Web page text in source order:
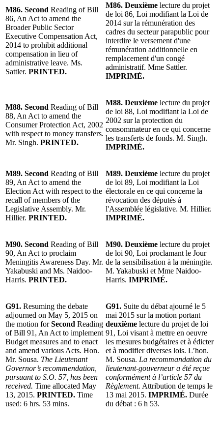
M86. Second Reading of Bill
86, An Act to amend the
Broader Public Sector
Executive Compensation Act,
2014 to prohibit additional
compensation in lieu of
administrative leave. Ms.
Sattler. PRINTED.
M86. Deuxième lecture du projet
de loi 86, Loi modifiant la Loi de
2014 sur la rémunération des
cadres du secteur parapublic pour
interdire le versement d'une
rémunération additionnelle en
remplacement d'un congé
administratif. Mme Sattler.
IMPRIMÉ.
M88. Second Reading of Bill
88, An Act to amend the
Consumer Protection Act, 2002
with respect to money transfers.
Mr. Singh. PRINTED.
M88. Deuxième lecture du projet
de loi 88, Loi modifiant la Loi de
2002 sur la protection du
consommateur en ce qui concerne
les transferts de fonds. M. Singh.
IMPRIMÉ.
M89. Second Reading of Bill
89, An Act to amend the
Election Act with respect to the
recall of members of the
Legislative Assembly. Mr.
Hillier. PRINTED.
M89. Deuxième lecture du projet
de loi 89, Loi modifiant la Loi
électorale en ce qui concerne la
révocation des députés à
l'Assemblée législative. M. Hillier.
IMPRIMÉ.
M90. Second Reading of Bill
90, An Act to proclaim
Meningitis Awareness Day. Mr.
Yakabuski and Ms. Naidoo-
Harris. PRINTED.
M90. Deuxième lecture du projet
de loi 90, Loi proclamant le Jour
de la sensibilisation à la méningite.
M. Yakabuski et Mme Naidoo-
Harris. IMPRIMÉ.
G91. Resuming the debate
adjourned on May 5, 2015 on
the motion forSecond Reading
of Bill 91, An Act to implement
Budget measures and to enact
and amend various Acts. Hon.
Mr. Sousa. The Lieutenant
Governor’s recommendation,
pursuant to S.O. 57, has been
received. Time allocated May
13, 2015. PRINTED. Time
used: 6 hrs. 53 mins.
G91. Suite du débat ajourné le 5
mai 2015 sur la motion portant
deuxième lecture du projet de loi
91, Loi visant à mettre en oeuvre
les mesures budgétaires et à édicter
et à modifier diverses lois. L’hon.
M. Sousa. La recommandation du
lieutenant-gouverneur a été reçue
conformément à l’article 57 du
Règlement. Attribution de temps le
13 mai 2015. IMPRIMÉ. Durée
du débat : 6 h 53.